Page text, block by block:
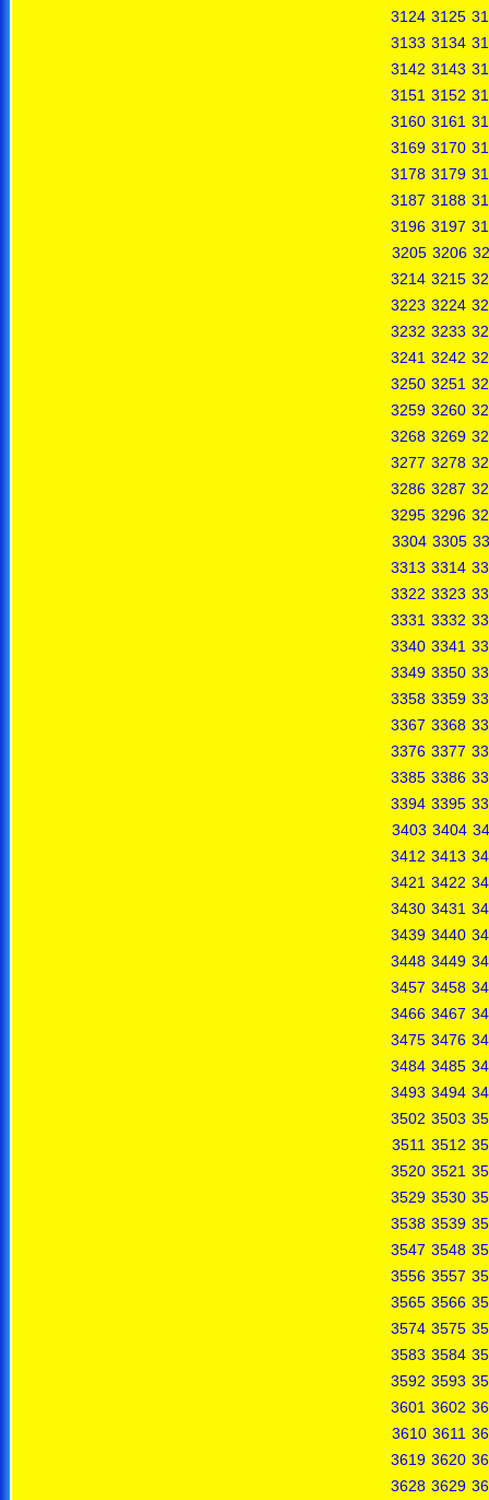
3124 3125
3133 3134
3142 3143
3151 3152
3160 3161
3169 3170
3178 3179
3187 3188
3196 3197
3205 3206
3214 3215
3223 3224
3232 3233
3241 3242
3250 3251
3259 3260
3268 3269
3277 3278
3286 3287
3295 3296
3304 3305
3313 3314
3322 3323
3331 3332
3340 3341
3349 3350
3358 3359
3367 3368
3376 3377
3385 3386
3394 3395
3403 3404
3412 3413
3421 3422
3430 3431
3439 3440
3448 3449
3457 3458
3466 3467
3475 3476
3484 3485
3493 3494
3502 3503
3511 3512
3520 3521
3529 3530
3538 3539
3547 3548
3556 3557
3565 3566
3574 3575
3583 3584
3592 3593
3601 3602
3610 3611
3619 3620
3628 3629